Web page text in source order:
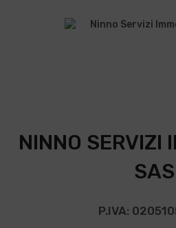
NINNO SERVIZI
SAS
P.IVA: